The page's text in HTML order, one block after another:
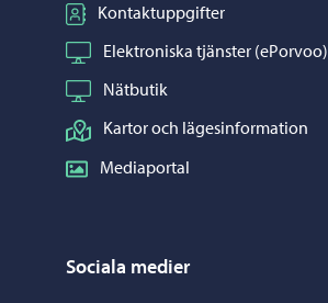
Kontaktuppgifter
Elektroniska tjänster (ePorvoo)
Nätbutik
Kartor och lägesinformation
Mediaportal
Sociala medier